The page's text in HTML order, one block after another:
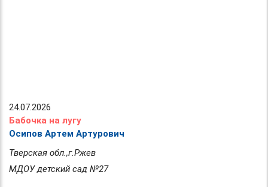
24.07.2026
Бабочка на лугу
Осипов Артем Артурович
Тверская обл.,г.Ржев
МДОУ детский сад №27